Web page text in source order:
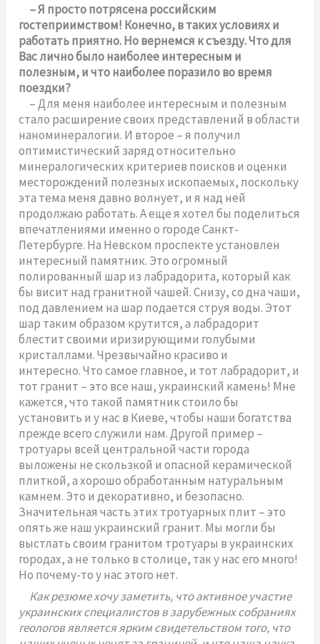
– Я просто потрясена российским
гостеприимством! Конечно, в таких условиях и
работать приятно. Но вернемся к съезду. Что для
Вас лично было наиболее интересным и
полезным, и что наиболее поразило во время
поездки?
– Для меня наиболее интересным и полезным
стало расширение своих представлений в области
наноминералогии. И второе – я получил
оптимистический заряд относительно
минералогических критериев поисков и оценки
месторождений полезных ископаемых, поскольку
эта тема меня давно волнует, и я над ней
продолжаю работать. А еще я хотел бы поделиться
впечатлениями именно о городе Санкт-
Петербурге. На Невском проспекте установлен
интересный памятник. Это огромный
полированный шар из лабрадорита, который как
бы висит над гранитной чашей. Снизу, со дна чаши,
под давлением на шар подается струя воды. Этот
шар таким образом крутится, а лабрадорит
блестит своими иризирующими голубыми
кристаллами. Чрезвычайно красиво и
интересно. Что самое главное, и тот лабрадорит, и
тот гранит – это все наш, украинский камень! Мне
кажется, что такой памятник стоило бы
установить и у нас в Киеве, чтобы наши богатства
прежде всего служили нам. Другой пример –
тротуары всей центральной части города
выложены не скользкой и опасной керамической
плиткой, а хорошо обработанным натуральным
камнем. Это и декоративно, и безопасно.
Значительная часть этих тротуарных плит – это
опять же наш украинский гранит. Мы могли бы
выстлать своим гранитом тротуары в украинских
городах, а не только в столице, так у нас его много!
Но почему-то у нас этого нет.
Как резюме хочу заметить, что активное участие
украинских специалистов в зарубежных собраниях
геологов является ярким свидетельством того, что